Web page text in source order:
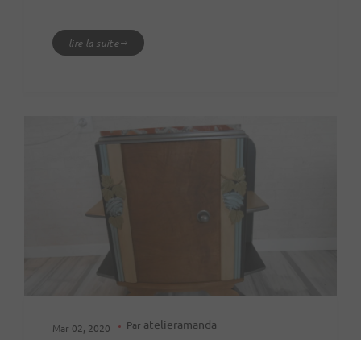
lire la suite
Mar 02, 2020 Par atelieramanda